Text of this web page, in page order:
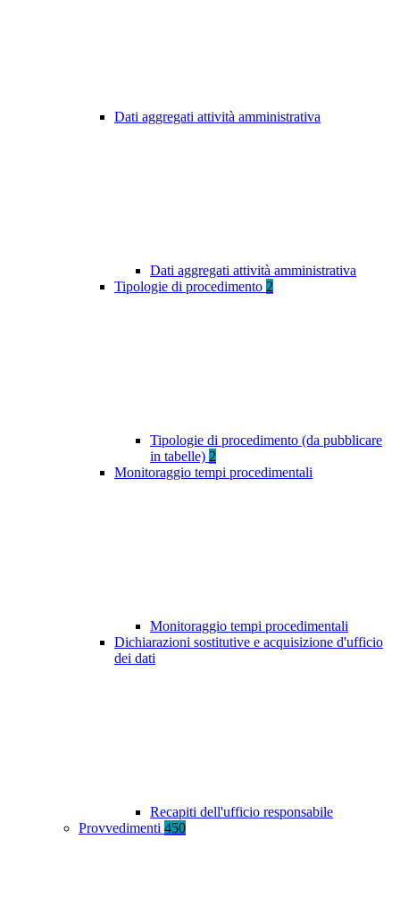
Dati aggregati attività amministrativa
Dati aggregati attività amministrativa
Tipologie di procedimento 2
Tipologie di procedimento (da pubblicare
in tabelle) 2
Monitoraggio tempi procedimentali
Monitoraggio tempi procedimentali
Dichiarazioni sostitutive e acquisizione d'ufficio
dei dati
Recapiti dell'ufficio responsabile
Provvedimenti 450